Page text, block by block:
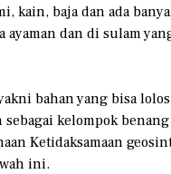
baja dan ada
dan di sulam
bahan yang bisa
kelompok
Ketidaksamaan
ini.